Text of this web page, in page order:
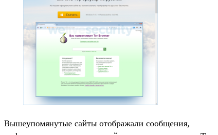
Вышеупомянутые сайты отображали сообщения,